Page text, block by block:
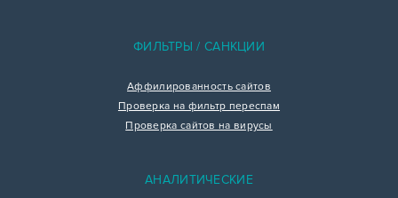
ФИЛЬТРЫ / САНКЦИИ
Аффилированность сайтов
Проверка на фильтр переспам
Проверка сайтов на вирусы
АНАЛИТИЧЕСКИЕ